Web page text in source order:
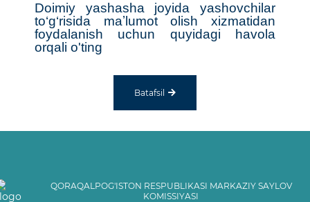
Doimiy yashasha joyida yashovchilar
to‘g‘risida maʼlumot olish xizmatidan
foydalanish uchun quyidagi havola
orqali o'ting
Batafsil
QORAQALPOG'ISTON RESPUBLIKASI MARKAZIY SAYLOV
KOMISSIYASI